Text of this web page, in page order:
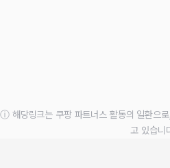
ⓘ 해당링크는 쿠팡 파트너스 활동의 일환으
고 있습니